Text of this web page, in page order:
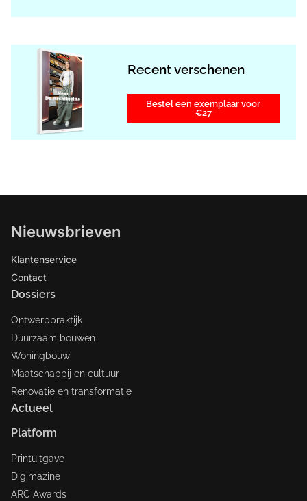
Recent verschenen
Bestel een exemplaar voor
€27
Nieuwsbrieven
Klantenservice
Contact
Dossiers
Ontwerppraktijk
Duurzaam bouwen
Woningbouw
Maatschappij en cultuur
Renovatie en transformatie
Actueel
Platform
Printuitgave
Digimazine
ARC Awards